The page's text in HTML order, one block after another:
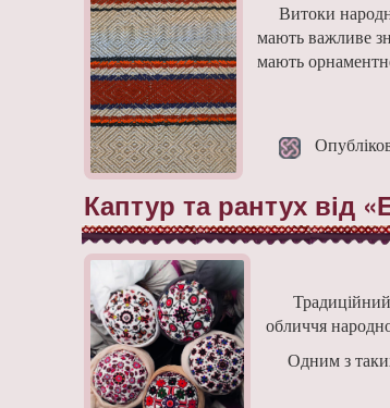
Витоки
мають важливе
мають
Каптур та рантух від
Традиційний
обличчя
Одним з